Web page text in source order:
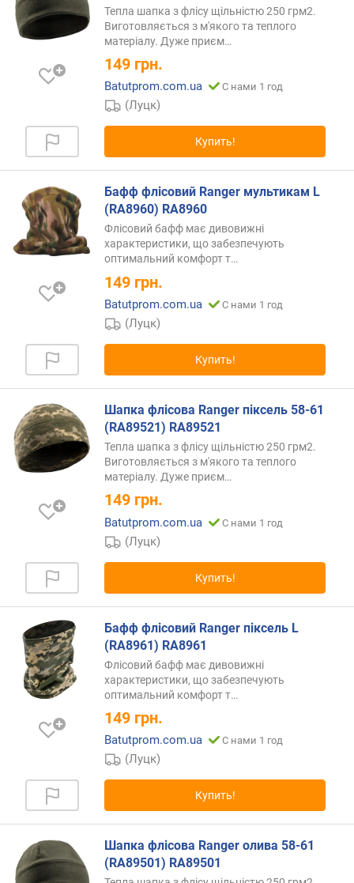
е
ы
а
ф
а
в
и
т
у
(
-
о
а
л
ф
а
и
у
Тепла шапка з флісу щільністю 250 грм2.
Виготовляється з м'якого та теплого
матеріалу. Дуже приєм…
149 грн.
Batutprom.com.ua С нами 1 год
(Луцк)
Купить!
Бафф флісовий Ranger мультикам L
(RA8960) RA8960
Флісовий бафф має дивовижні
характеристики, що забезпечують
оптимальний комфортт…
149 грн.
Batutprom.com.ua С нами 1 год
(Луцк)
Купить!
Шапка флісова Ranger піксель 58-61
(RA89521) RA89521
Тепла шапка з флісу щільністю 250 грм2.
Виготовляється з м'якого та теплого
матеріалу. Дуже приєм…
149 грн.
Batutprom.com.ua С нами 1 год
(Луцк)
Купить!
Бафф флісовий Ranger піксель L
(RA8961) RA8961
Флісовий бафф має дивовижні
характеристики, що забезпечують
оптимальний комфортт…
149 грн.
Batutprom.com.ua С нами 1 год
(Луцк)
Купить!
Шапка флісова Ranger олива 58-61
(RA89501) RA89501